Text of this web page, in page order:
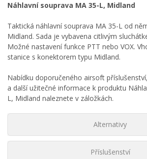
Náhlavní souprava MA 35-L, Midland
Taktická náhlavní souprava MA 35-L od
Midland. Sada je vybavena citlivým
Možné nastavení funkce PTT nebo VOX.
stanice s konektorem typu Midland.
Nabídku doporučeného airsoft
a další užitečné informace k produktu
L, Midland naleznete v záložkách.
Alternativy
Příslušenství